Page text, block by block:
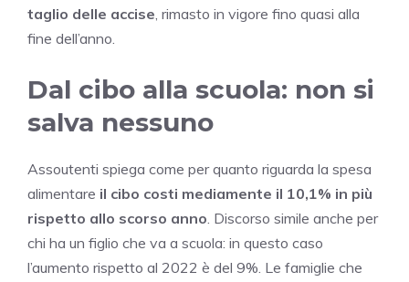
taglio delle accise, rimasto in vigore fino quasi alla
fine dell’anno.
Dal cibo alla scuola: non si
salva nessuno
Assoutenti spiega come per quanto riguarda la spesa
alimentare il cibo costi mediamente il 10,1% in più
rispetto allo scorso anno. Discorso simile anche per
chi ha un figlio che va a scuola: in questo caso
l’aumento rispetto al 2022 è del 9%. Le famiglie che